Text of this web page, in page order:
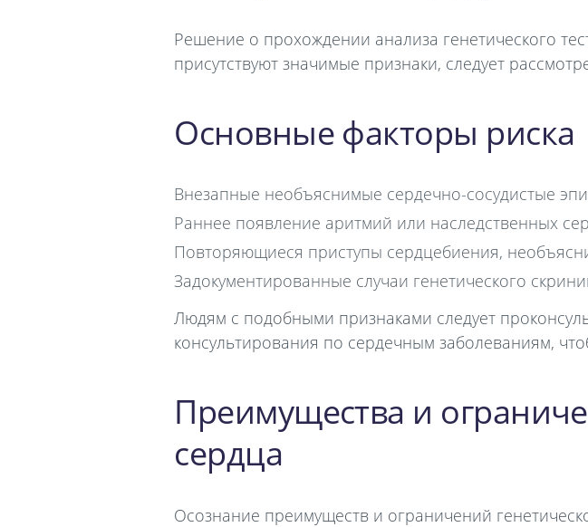
Решение о прохождении анализа генетического
присутствуют значимые признаки, следует
Основные факторы риска
Внезапные необъяснимые сердечно-сосудистые
Раннее появление аритмий или наследственных
Повторяющиеся приступы сердцебиения,
Задокументированные случаи генетического
Людям с подобными признаками следует
консультирования по сердечным заболеваниям,
Преимущества и
сердца
Осознание преимуществ и ограничений